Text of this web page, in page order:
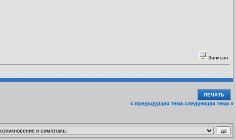
Записан
ПЕЧАТЬ
« предыдущая тема следующая тема »